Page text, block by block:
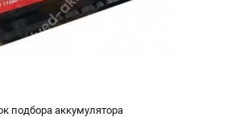
подбора аккумулятора